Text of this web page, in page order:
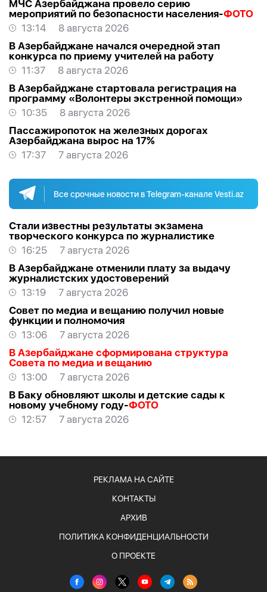
МЧС Азербайджана провело серию
мероприятий по безопасности населения-ФОТО
13:14
8 августа 2026
В Азербайджане начался очередной этап
конкурса по приему учителей на работу
11:37
8 августа 2026
В Азербайджане стартовала регистрация на
программу «Волонтеры экстренной помощи»
10:35
8 августа 2026
Пассажиропоток на железных дорогах
Азербайджана вырос на 17%
17:37
7 августа 2026
Все срочные новости в Telegram-канале Vesti.az
Стали известны результаты экзамена
творческого конкурса по журналистике
16:25
7 августа 2026
В Азербайджане отменили плату за выдачу
журналистских удостоверений
13:19
7 августа 2026
Совет по медиа и вещанию получил новые
функции и полномочия
13:06
7 августа 2026
В Азербайджане сформирована структура
Совета по медиа и вещанию
13:00
7 августа 2026
В Баку обновляют школы и детские сады к
новому учебному году-ФОТО
12:57
7 августа 2026
РЕКЛАМА НА САЙТЕ
КОНТАКТЫ
АРХИВ
ПОЛИТИКА КОНФИДЕНЦИАЛЬНОСТИ
О ПРОЕКТЕ